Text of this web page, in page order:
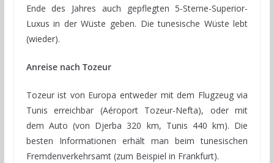
Ende des Jahres auch gepflegten 5-Sterne-Superior-
Luxus in der Wüste geben. Die tunesische Wüste lebt
(wieder).
Anreise nach Tozeur
Tozeur ist von Europa entweder mit dem Flugzeug via
Tunis erreichbar (Aéroport Tozeur-Nefta), oder mit
dem Auto (von Djerba 320 km, Tunis 440 km). Die
besten Informationen erhält man beim tunesischen
Fremdenverkehrsamt (zum Beispiel in Frankfurt).